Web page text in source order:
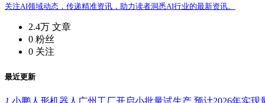
关注AI领域动态，传递精准资讯，助力读者洞悉AI行业的最新资讯。
2.4万 文章
0 粉丝
0 关注
最近更新
1. 小鹏人形机器人广州工厂开启小批量试生产 预计2026年实现